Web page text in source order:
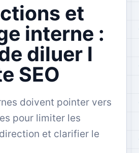
et
interne :
diluer l
SEO
doivent pointer vers
pour limiter les
et clarifier le